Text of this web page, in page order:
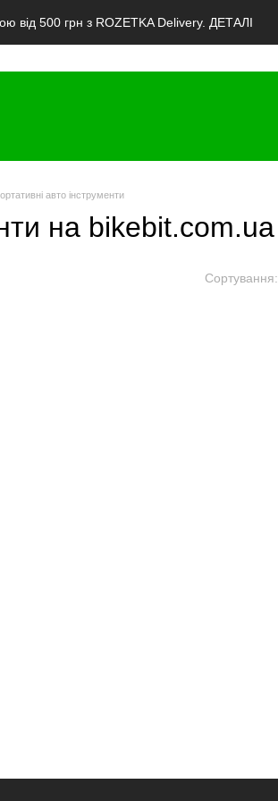
500 грн з ROZETKA Delivery. ДЕТАЛІ
авто інструменти
на bikebit.com.ua
Сортування: